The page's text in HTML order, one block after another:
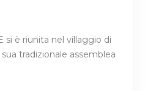
si è riunita nel villaggio di
tradizionale assemblea